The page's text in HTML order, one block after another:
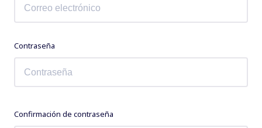
Contraseña
Confirmación de contraseña